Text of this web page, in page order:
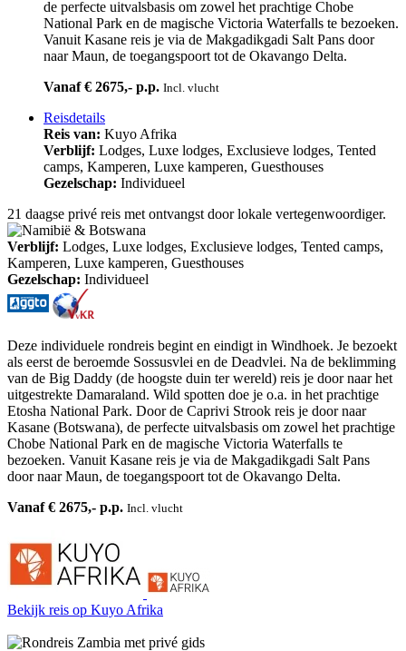
de perfecte uitvalsbasis om zowel het prachtige Chobe
National Park en de magische Victoria Waterfalls te bezoeken.
Vanuit Kasane reis je via de Makgadikgadi Salt Pans door
naar Maun, de toegangspoort tot de Okavango Delta.
Vanaf € 2675,- p.p. Incl. vlucht
Reisdetails
Reis van: Kuyo Afrika
Verblijf: Lodges, Luxe lodges, Exclusieve lodges, Tented
camps, Kamperen, Luxe kamperen, Guesthouses
Gezelschap: Individueel
21 daagse privé reis met ontvangst door lokale vertegenwoordiger.
Verblijf: Lodges, Luxe lodges, Exclusieve lodges, Tented camps,
Kamperen, Luxe kamperen, Guesthouses
Gezelschap: Individueel
Deze individuele rondreis begint en eindigt in Windhoek. Je bezoekt
als eerst de beroemde Sossusvlei en de Deadvlei. Na de beklimming
van de Big Daddy (de hoogste duin ter wereld) reis je door naar het
uitgestrekte Damaraland. Wild spotten doe je o.a. in het prachtige
Etosha National Park. Door de Caprivi Strook reis je door naar
Kasane (Botswana), de perfecte uitvalsbasis om zowel het prachtige
Chobe National Park en de magische Victoria Waterfalls te
bezoeken. Vanuit Kasane reis je via de Makgadikgadi Salt Pans
door naar Maun, de toegangspoort tot de Okavango Delta.
Vanaf € 2675,- p.p. Incl. vlucht
Bekijk reis op Kuyo Afrika